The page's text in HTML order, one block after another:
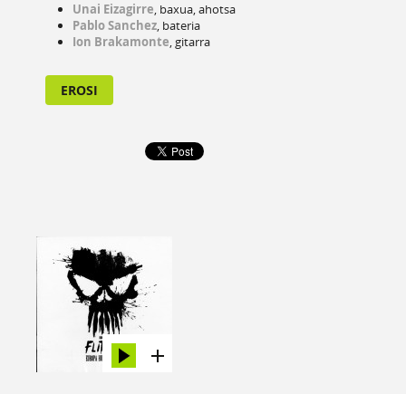
Unai Eizagirre, baxua, ahotsa
Pablo Sanchez, bateria
Ion Brakamonte, gitarra
EROSI